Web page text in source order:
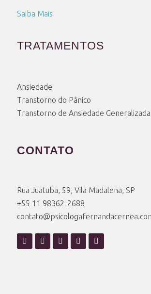
Saiba Mais
TRATAMENTOS
Ansiedade
Transtorno do Pânico
Transtorno de Ansiedade Generalizada
CONTATO
Rua Juatuba, 59, Vila Madalena, SP
+55 11 98362-2688